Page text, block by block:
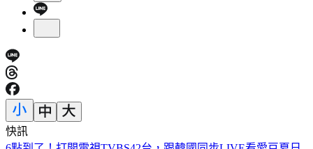
快訊